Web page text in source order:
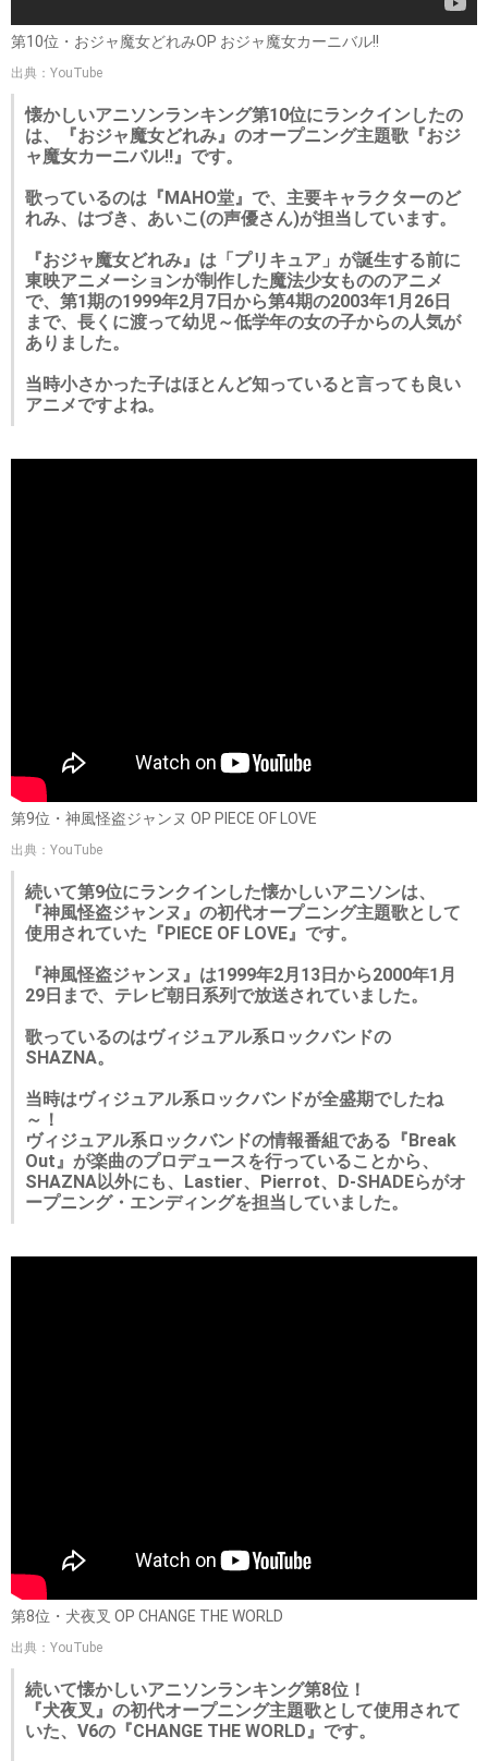
第10位・おジャ魔女どれみOP おジャ魔女カーニバル!!
出典：YouTube
懐かしいアニソンランキング第10位にランクインしたの
は、『おジャ魔女どれみ』のオープニング主題歌『おジ
ャ魔女カーニバル!!』です。
歌っているのは『MAHO堂』で、主要キャラクターのど
れみ、はづき、あいこ(の声優さん)が担当しています。
『おジャ魔女どれみ』は「プリキュア」が誕生する前に
東映アニメーションが制作した魔法少女もののアニメ
で、第1期の1999年2月7日から第4期の2003年1月26日
まで、長くに渡って幼児～低学年の女の子からの人気が
ありました。
当時小さかった子はほとんど知っていると言っても良い
アニメですよね。
第9位・神風怪盗ジャンヌ OP PIECE OF LOVE
出典：YouTube
続いて第9位にランクインした懐かしいアニソンは、
『神風怪盗ジャンヌ』の初代オープニング主題歌として
使用されていた『PIECE OF LOVE』です。
『神風怪盗ジャンヌ』は1999年2月13日から2000年1月
29日まで、テレビ朝日系列で放送されていました。
歌っているのはヴィジュアル系ロックバンドの
SHAZNA。
当時はヴィジュアル系ロックバンドが全盛期でしたね
～！
ヴィジュアル系ロックバンドの情報番組である『Break
Out』が楽曲のプロデュースを行っていることから、
SHAZNA以外にも、Lastier、Pierrot、D-SHADEらがオ
ープニング・エンディングを担当していました。
第8位・犬夜叉 OP CHANGE THE WORLD
出典：YouTube
続いて懐かしいアニソンランキング第8位！
『犬夜叉』の初代オープニング主題歌として使用されて
いた、V6の『CHANGE THE WORLD』です。